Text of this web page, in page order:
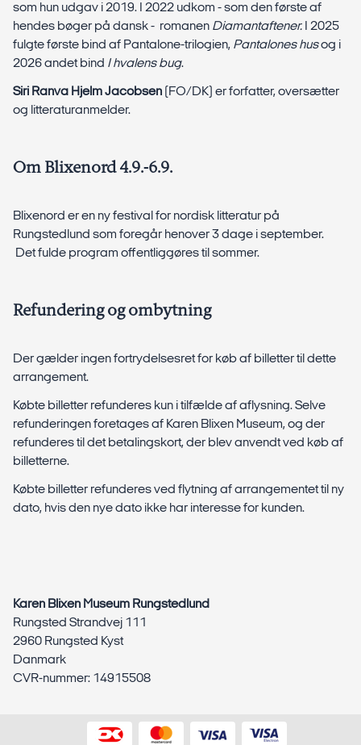
som hun udgav i 2019. I 2022 udkom - som den første af
hendes bøger på dansk - romanen Diamantaftener.
I 2025
fulgte første bind af Pantalone-trilogien, Pantalones husog i
2026 andet bind I hvalens bug.
Siri Ranva Hjelm Jacobsen (FO/DK) er forfatter, oversætter
og litteraturanmelder.
Om Blixenord 4.9.-6.9.
Blixenord er en ny festival for nordisk litteratur på
Rungstedlund som foregår henover 3 dage i september.
Det fulde program offentliggøres til sommer.
Refundering og ombytning
Der gælder ingen fortrydelsesret for køb af billetter til dette
arrangement.
Købte billetter refunderes kun i tilfælde af aflysning. Selve
refunderingen foretages af Karen Blixen Museum, og der
refunderes til det betalingskort, der blev anvendt ved køb af
billetterne.
Købte billetter refunderes ved flytning af arrangementet til ny
dato, hvis den nye dato ikke har interesse for kunden.
Karen Blixen Museum Rungstedlund
Rungsted Strandvej 111
2960 Rungsted Kyst
Danmark
CVR-nummer: 14915508